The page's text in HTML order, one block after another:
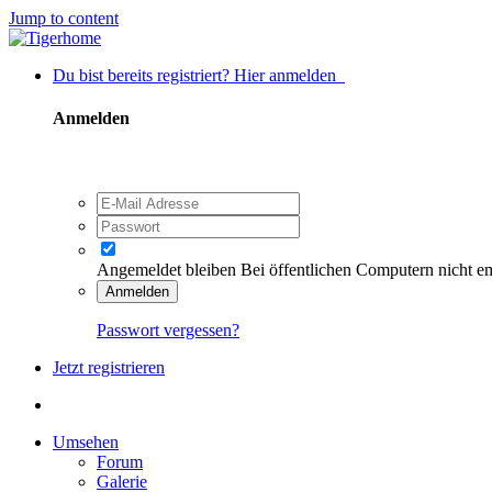
Jump to content
Du bist bereits registriert? Hier anmelden
Anmelden
Angemeldet bleiben Bei öffentlichen Computern nicht
Anmelden
Passwort vergessen?
Jetzt registrieren
Umsehen
Forum
Galerie